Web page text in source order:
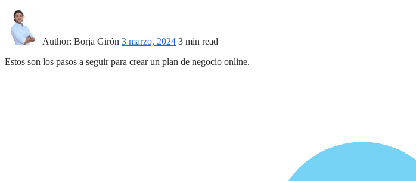
Author: Borja Girón 3 marzo, 2024 3 min read
Estos son los pasos a seguir para crear un plan de negocio online.